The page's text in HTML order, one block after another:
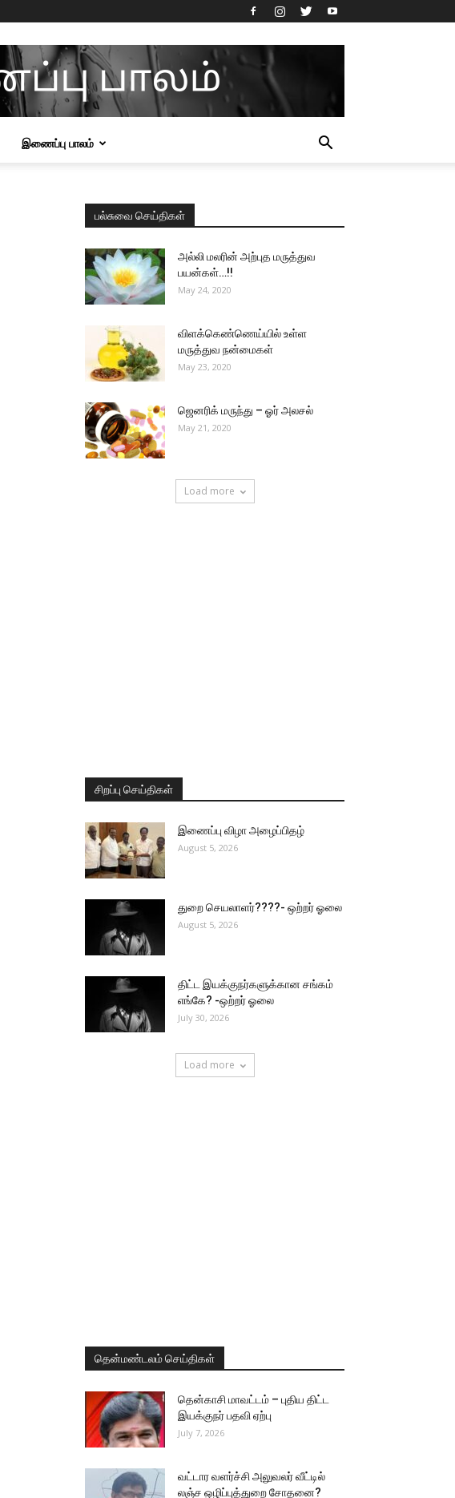
இணைப்பு பாலம்
பல்சுவை செய்திகள்
அல்லி மலரின் அற்புத மருத்துவ
பயன்கள்…!!
May 24, 2020
விளக்கெண்ணெய்யில் உள்ள
மருத்துவ நன்மைகள்
May 23, 2020
ஜெனரிக் மருந்து – ஓர் அலசல்
May 21, 2020
Load more
சிறப்பு செய்திகள்
இணைப்பு விழா அழைப்பிதழ்
August 5, 2026
துறை செயலாளர்????- ஒற்றர் ஓலை
August 5, 2026
திட்ட இயக்குநர்களுக்கான சங்கம்
எங்கே? -ஒற்றர் ஓலை
July 30, 2026
Load more
தென்மண்டலம் செய்திகள்
தென்காசி மாவட்டம் – புதிய திட்ட
இயக்குநர் பதவி ஏற்பு
July 7, 2026
வட்டார வளர்ச்சி அலுவலர் வீட்டில்
லஞ்ச ஒழிப்புத்துறை சோதனை?